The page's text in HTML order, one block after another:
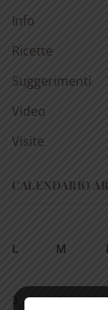
Info
Ricette
Suggerimenti
Video
Visite
CALENDARIO
L M
3
4